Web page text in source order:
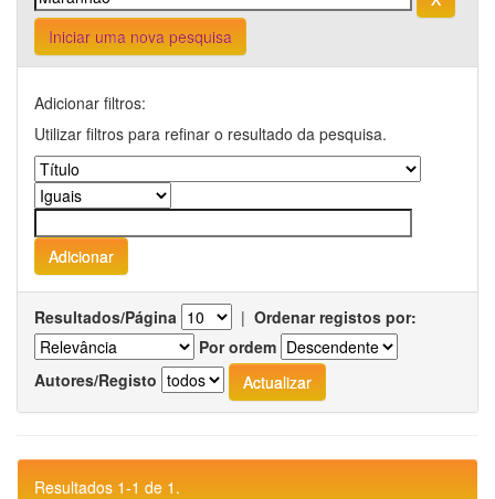
Iniciar uma nova pesquisa
Adicionar filtros:
Utilizar filtros para refinar o resultado da pesquisa.
Resultados/Página | Ordenar registos por:
Por ordem
Autores/Registo
Resultados 1-1 de 1.